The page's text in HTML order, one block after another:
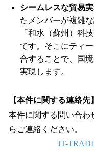
シームレスな貿易
たメンバーが複雑
「和水（蘇州）科
です。そこにティ
合することで、国
実現します。
【本件に関する連絡先】
本件に関する問い合わ
らご連絡ください。
JT-